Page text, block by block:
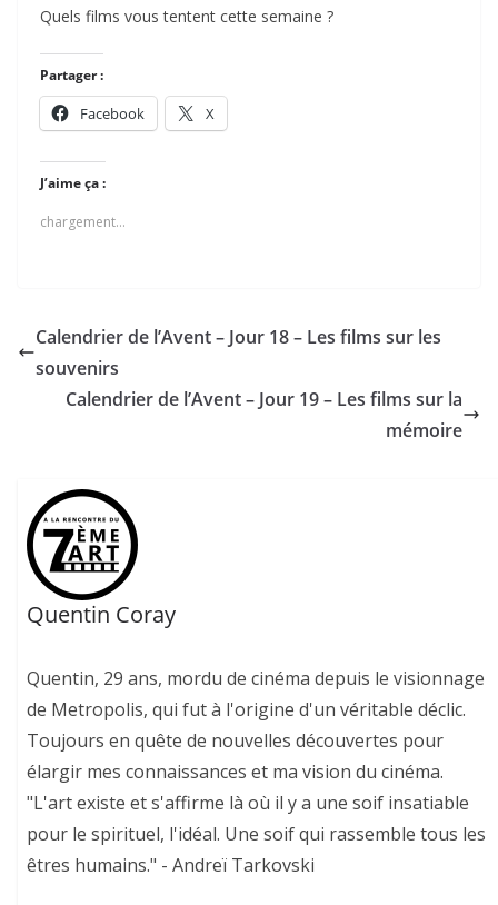
Quels films vous tentent cette semaine ?
Partager :
Facebook X
J’aime ça :
chargement…
Calendrier de l’Avent – Jour 18 – Les films sur les
souvenirs
Calendrier de l’Avent – Jour 19 – Les films sur la
mémoire
Quentin Coray
Quentin, 29 ans, mordu de cinéma depuis le visionnage
de Metropolis, qui fut à l'origine d'un véritable déclic.
Toujours en quête de nouvelles découvertes pour
élargir mes connaissances et ma vision du cinéma.
"L'art existe et s'affirme là où il y a une soif insatiable
pour le spirituel, l'idéal. Une soif qui rassemble tous les
êtres humains." - Andreï Tarkovski